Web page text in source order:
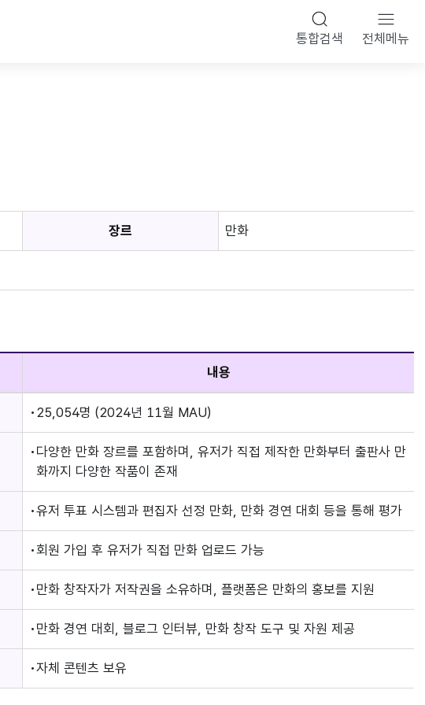
통합검색 전체메뉴
장르 만화
내용
25,054명 (2024년 11월 MAU)
다양한 만화 장르를 포함하며, 유저가 직접 제작한 만화부터 출판사 만
화까지 다양한 작품이 존재
유저 투표 시스템과 편집자 선정 만화, 만화 경연 대회 등을 통해 평가
회원 가입 후 유저가 직접 만화 업로드 가능
만화 창작자가 저작권을 소유하며, 플랫폼은 만화의 홍보를 지원
만화 경연 대회, 블로그 인터뷰, 만화 창작 도구 및 자원 제공
자체 콘텐츠 보유